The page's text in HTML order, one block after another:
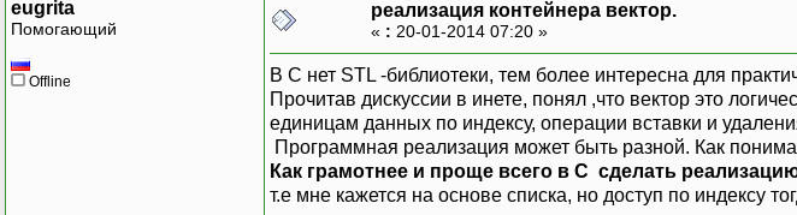
eugrita
Помогающий
Offline
реализация контейнера вектор.
« : 20-01-2014 07:20 »
В С нет STL -библиотеки, тем более интересна для
Прочитав дискуссии в инете, понял ,что вектор это
единицам данных по индексу, операции вставки и
Программная реализация может быть разной. Как
Как грамотнее и проще всего в С сделать
т.е мне кажется на основе списка, но доступ по индексу